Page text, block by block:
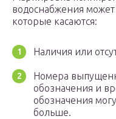
водоснабжения
которые касаются:
Наличия или
Номера
обозначения и
обозначения
больше.